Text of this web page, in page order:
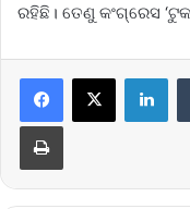
ରହିଛି। ତେଣୁ କଂଗ୍ରେସ